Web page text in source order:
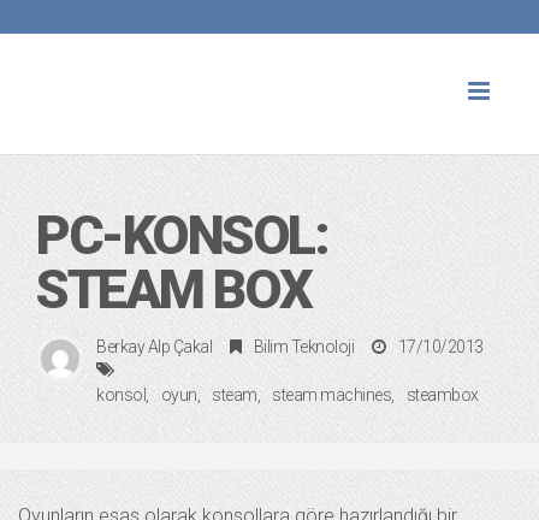
PC-KONSOL:
STEAM BOX
Berkay Alp Çakal Bilim Teknoloji 17/10/2013
konsol oyun steam steam machines steambox